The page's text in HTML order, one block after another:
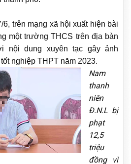
6, trên mạng xã hội xuất hiện bài
một trường THCS trên địa bàn
nội dung xuyên tạc gây ảnh
nghiệp THPT năm 2023.
Nam
thanh
niên
Đ.N.L bị
phạt
12,5
triệu
đồng vì